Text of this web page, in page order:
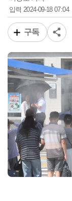
입력2024-09-18 07:04
구독